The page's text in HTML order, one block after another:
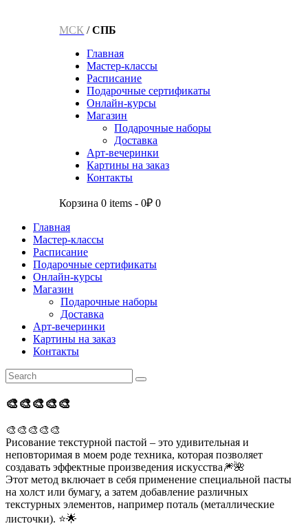
МСК /СПБ
Главная
Мастер-классы
Расписание
Подарочные сертификаты
Онлайн-курсы
Магазин
Подарочные наборы
Доставка
Арт-вечеринки
Картины на заказ
Контакты
Корзина 0 items -0₽ 0
Главная
Мастер-классы
Расписание
Подарочные сертификаты
Онлайн-курсы
Магазин
Подарочные наборы
Доставка
Арт-вечеринки
Картины на заказ
Контакты
🎨🎨🎨🎨🎨
🎨🎨🎨🎨🎨
Рисование текстурной пастой – это удивительная и
неповторимая в моем роде техника, которая позволяет
создавать эффектные произведения искусства🎆🌺
Этот метод включает в себя применение специальной пасты
на холст или бумагу, а затем добавление различных
текстурных элементов, например поталь (металлические
листочки). ⭐️🌟